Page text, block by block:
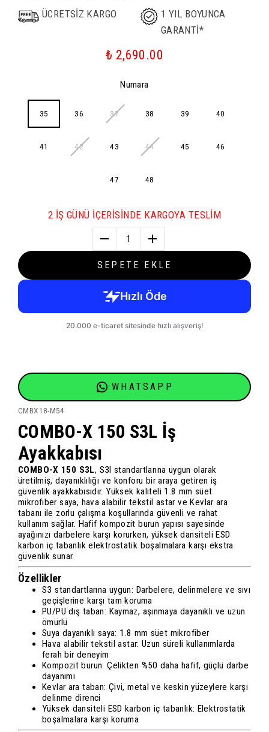
ÜCRETSİZ KARGO
1 YIL BOYUNCA
GARANTİ*
₺ 2,690.00
Numara
35 36 37 38 39 40
41 42 43 44 45 46
47 48
2 İŞ GÜNÜ İÇERİSİNDE KARGOYA TESLİM
1
SEPETE EKLE
WHATSAPP
CMBX18-M54
COMBO-X 150 S3L İş
Ayakkabısı
COMBO-X 150 S3L, S3l standartlarına uygun olarak
üretilmiş, dayanıklılığı ve konforu bir araya getiren iş
güvenlik ayakkabısıdır. Yüksek kaliteli 1.8 mm süet
mikrofiber saya, hava alabilir tekstil astar ve Kevlar ara
tabanı ile zorlu çalışma koşullarında güvenli ve rahat
kullanım sağlar. Hafif kompozit burun yapısı sayesinde
ayağınızı darbelere karşı korurken, yüksek dansiteli ESD
karbon iç tabanlık elektrostatik boşalmalara karşı ekstra
güvenlik sunar.
Özellikler
S3 standartlarına uygun: Darbelere, delinmelere ve sıvı
geçişlerine karşı tam koruma
PU/PU dış taban: Kaymaz, aşınmaya dayanıklı ve uzun
ömürlü
Suya dayanıklı saya: 1.8 mm süet mikrofiber
Hava alabilir tekstil astar: Uzun süreli kullanımlarda
ferah bir deneyim
Kompozit burun: Çelikten %50 daha hafif, güçlü darbe
dayanımı
Kevlar ara taban: Çivi, metal ve keskin yüzeylere karşı
delinme direnci
Yüksek dansiteli ESD karbon iç tabanlık: Elektrostatik
boşalmalara karşı koruma